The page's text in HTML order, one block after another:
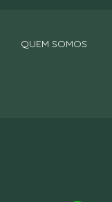
QUEM SOMOS